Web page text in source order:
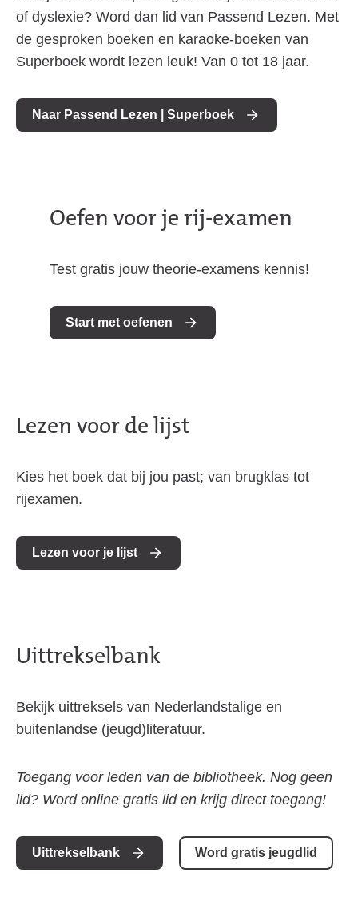
of dyslexie? Word dan lid van Passend Lezen. Met
de gesproken boeken en karaoke-boeken van
Superboek wordt lezen leuk! Van 0 tot 18 jaar.
Naar Passend Lezen | Superboek
Oefen voor je rij-examen
Test gratis jouw theorie-examens kennis!
Start met oefenen
Lezen voor de lijst
Kies het boek dat bij jou past; van brugklas tot
rijexamen.
Lezen voor je lijst
Uittrekselbank
Bekijk uittreksels van Nederlandstalige en
buitenlandse (jeugd)literatuur.
Toegang voor leden van de bibliotheek. Nog geen
lid? Word online gratis lid en krijg direct toegang!
Uittrekselbank Word gratis jeugdlid